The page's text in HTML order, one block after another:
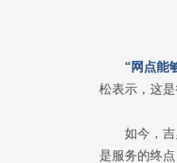
“网点能
松表示，这
如今，
是服务的终